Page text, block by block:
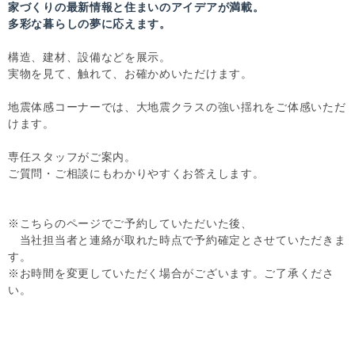
家づくりの最新情報と住まいのアイデアが満載。
多彩な暮らしの夢に応えます。
構造、建材、設備などを展示。
実物を見て、触れて、お確かめいただけます。
地震体感コーナーでは、大地震クラスの強い揺れをご体感いただ
けます。
専任スタッフがご案内。
ご質問・ご相談にもわかりやすくお答えします。
※こちらのページでご予約していただいた後、
当社担当者と連絡が取れた時点で予約確定とさせていただきま
す。
※お時間を変更していただく場合がございます。ご了承くださ
い。